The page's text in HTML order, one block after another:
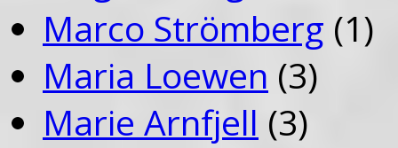
Marco Strömberg (1)
Maria Loewen (3)
Marie Arnfjell (3)